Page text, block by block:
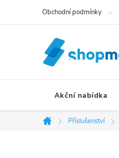
Obchodní podmínky
Akční nabídka
Domů
Příslušenství